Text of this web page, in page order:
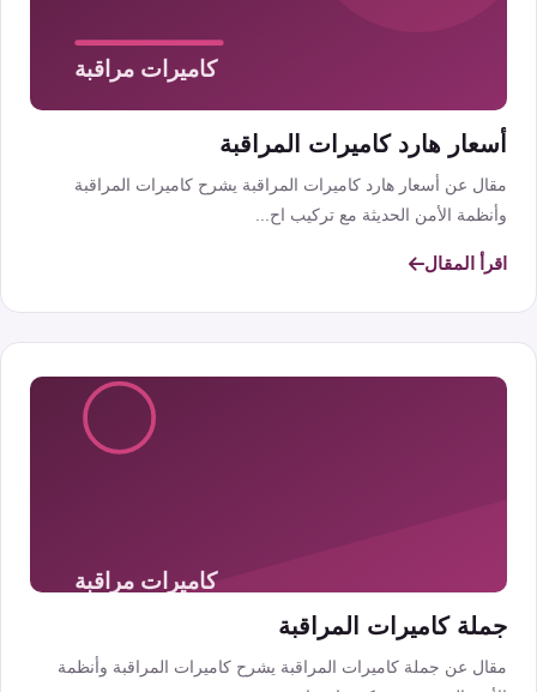
أسعار هارد كاميرات المراقبة
مقال عن أسعار هارد كاميرات المراقبة يشرح كاميرات المراقبة
وأنظمة الأمن الحديثة مع تركيب اح...
اقرأ المقال
جملة كاميرات المراقبة
مقال عن جملة كاميرات المراقبة يشرح كاميرات المراقبة وأنظمة